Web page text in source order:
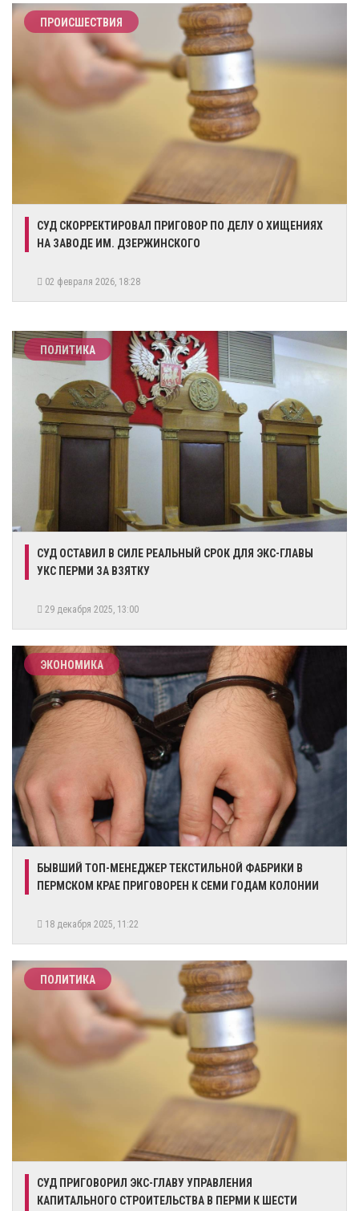
ПРОИСШЕСТВИЯ
СУД СКОРРЕКТИРОВАЛ ПРИГОВОР ПО ДЕЛУ О ХИЩЕНИЯХ
НА ЗАВОДЕ ИМ. ДЗЕРЖИНСКОГО
02 февраля 2026, 18:28
ПОЛИТИКА
​СУД ОСТАВИЛ В СИЛЕ РЕАЛЬНЫЙ СРОК ДЛЯ ЭКС-ГЛАВЫ
УКС ПЕРМИ ЗА ВЗЯТКУ
29 декабря 2025, 13:00
ЭКОНОМИКА
​БЫВШИЙ ТОП-МЕНЕДЖЕР ТЕКСТИЛЬНОЙ ФАБРИКИ В
ПЕРМСКОМ КРАЕ ПРИГОВОРЕН К СЕМИ ГОДАМ КОЛОНИИ
18 декабря 2025, 11:22
ПОЛИТИКА
​СУД ПРИГОВОРИЛ ЭКС-ГЛАВУ УПРАВЛЕНИЯ
КАПИТАЛЬНОГО СТРОИТЕЛЬСТВА В ПЕРМИ К ШЕСТИ